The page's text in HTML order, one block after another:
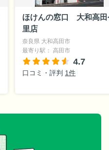
ほけんの窓口 大和高田
里店
奈良県 大和高田市
最寄り駅： 高田市
4.7
口コミ・評判 1件